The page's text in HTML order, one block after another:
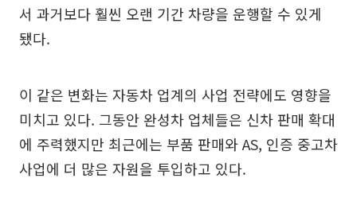
서 과거보다 훨씬 오랜 기간 차량을 운행할 수 있게
됐다.
이 같은 변화는 자동차 업계의 사업 전략에도 영향을
미치고 있다. 그동안 완성차 업체들은 신차 판매 확대
에 주력했지만 최근에는 부품 판매와 AS, 인증 중고차
사업에 더 많은 자원을 투입하고 있다.